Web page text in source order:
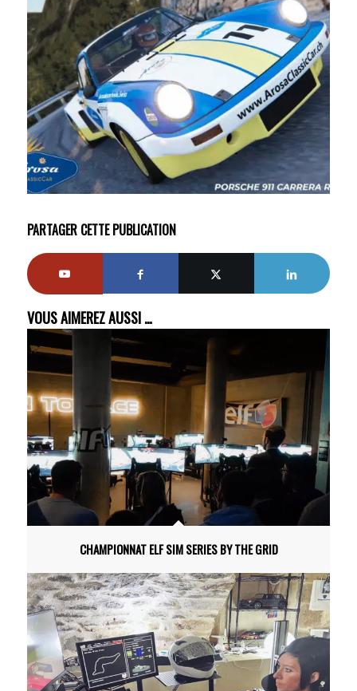
PARTAGER CETTE PUBLICATION
VOUS AIMEREZ AUSSI …
CHAMPIONNAT ELF SIM SERIES BY THE GRID